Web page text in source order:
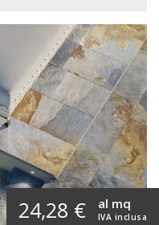
24,28 € IVA inclusa
al mq